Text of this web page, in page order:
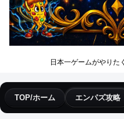
日本一ゲームがやりた
TOP/ホーム エンパズ攻略